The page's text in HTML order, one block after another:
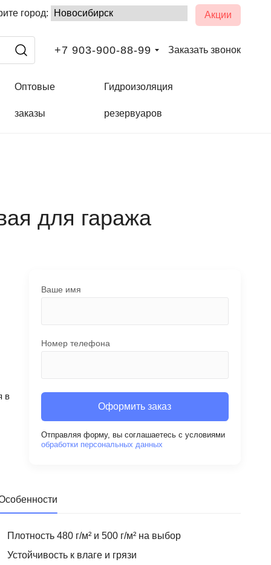
город: Акции
+7 903-900-88-99 Заказать звонок
Оптовые
заказы
Гидроизоляция
резервуаров
для гаража
в
Ваше имя
Номер телефона
Оформить заказ
Отправляя форму, вы соглашаетесь с условиями
обработки персональных данных
Плотность 480 г/м² и 500 г/м² на выбор
Устойчивость к влаге и грязи